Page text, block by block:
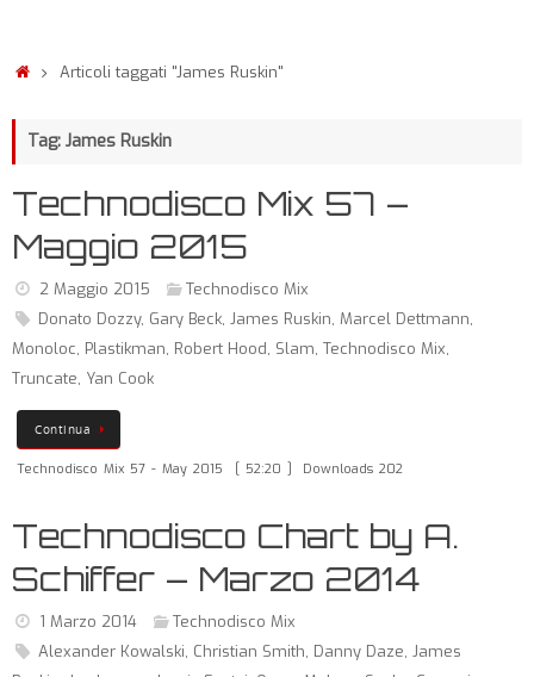
Articoli taggati "James Ruskin"
Tag: James Ruskin
Technodisco Mix 57 –
Maggio 2015
2 Maggio 2015
Technodisco Mix
Donato Dozzy, Gary Beck, James Ruskin, Marcel Dettmann,
Monoloc, Plastikman, Robert Hood, Slam, Technodisco Mix,
Truncate, Yan Cook
Continua
Technodisco Mix 57 - May 2015 [ 52:20 ] Downloads 202
Technodisco Chart by A.
Schiffer – Marzo 2014
1 Marzo 2014
Technodisco Mix
Alexander Kowalski, Christian Smith, Danny Daze, James